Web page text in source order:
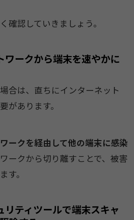
確認していきましょう。
ワークから端末を速やかに
合は、直ちにインターネット
があります。
ークを経由して他の端末に感染
ークから切り離すことで、被害
す。
リティツールで端末スキャ